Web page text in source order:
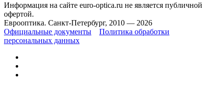
Информация на сайте euro-optica.ru не является публичной
офертой.
Еврооптика. Санкт-Петербург, 2010 — 2026
Официальные документы
Политика обработки
персональных данных